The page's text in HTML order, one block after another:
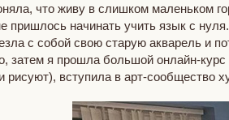
что живу в слишком маленьком
начинать учить язык с
с собой свою старую акварель и
затем я прошла большой онлайн-
вступила в арт-сообщество